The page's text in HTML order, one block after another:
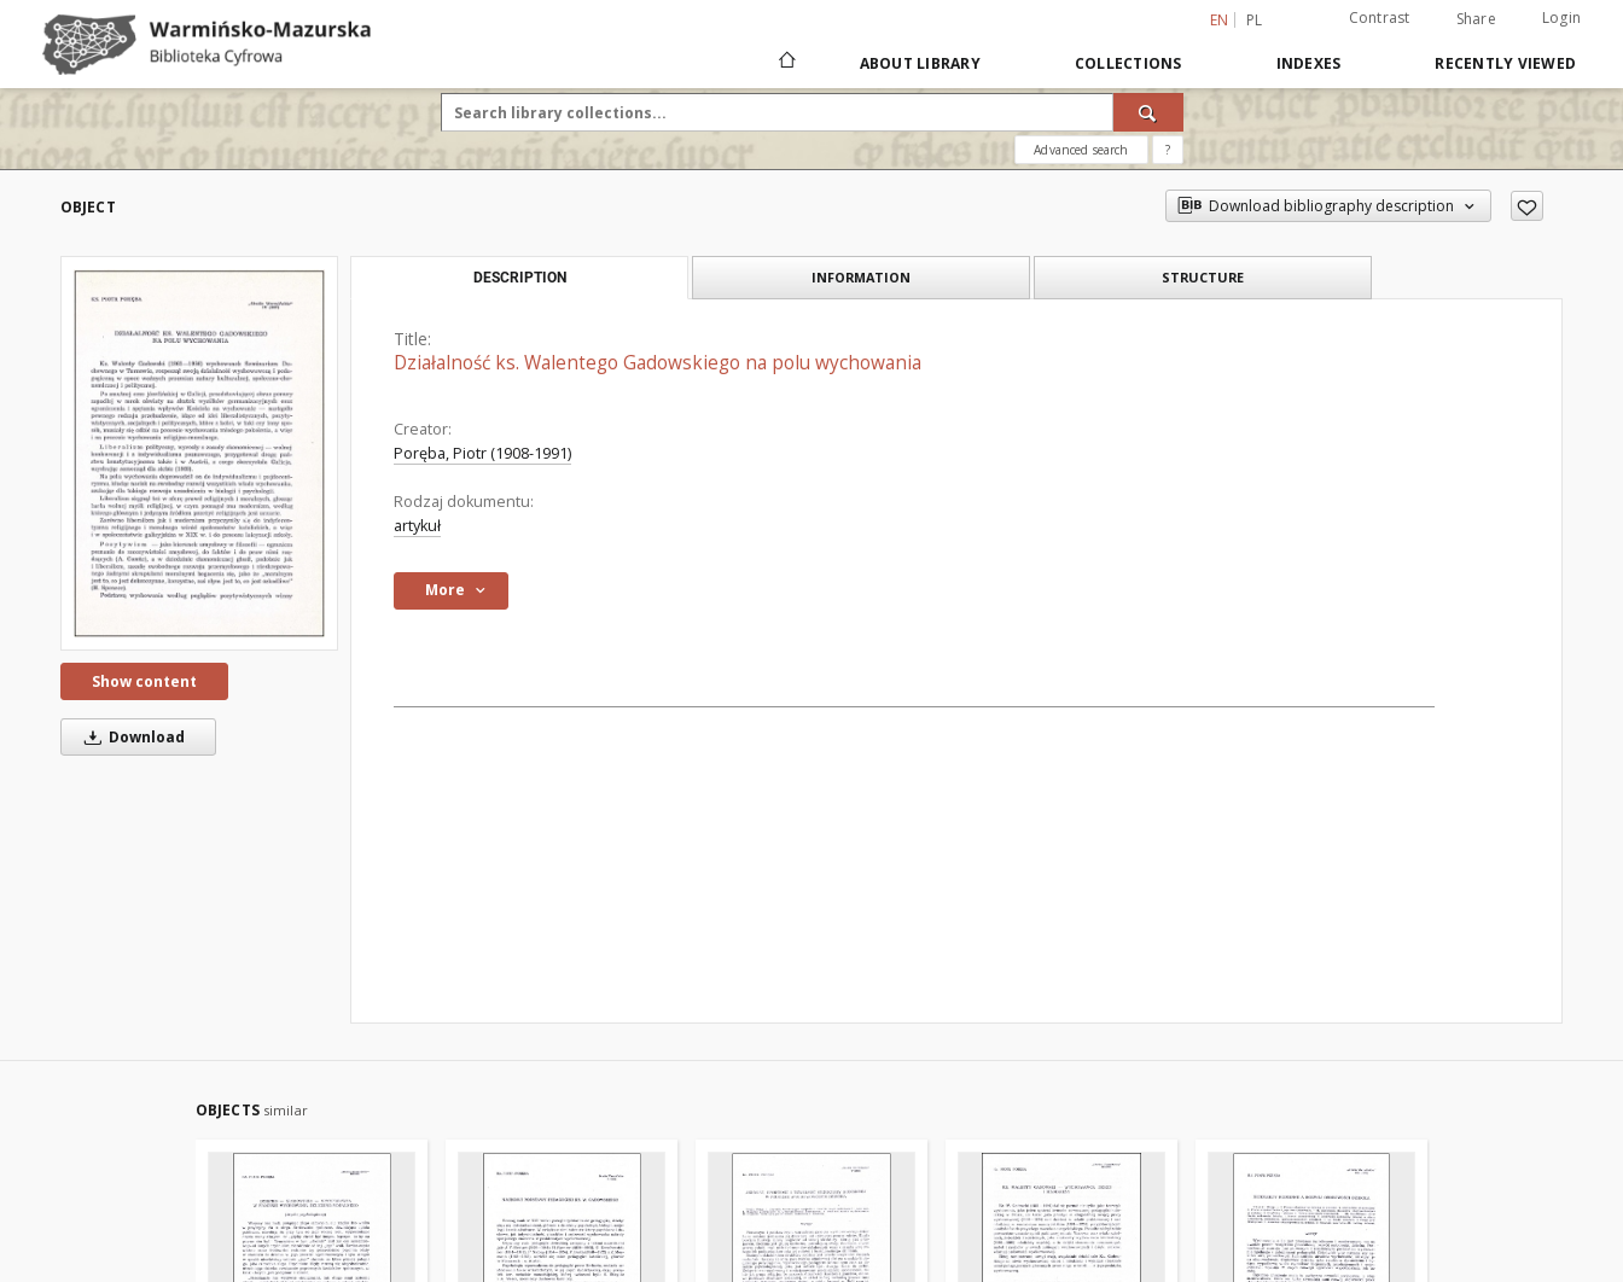
EN PL Contrast Share Login
ABOUT LIBRARY COLLECTIONS INDEXES RECENTLY VIEWED
Advanced search ?
OBJECT Download bibliography description
Show content
Download
DESCRIPTION INFORMATION STRUCTURE
Title:
Działalność ks. Walentego Gadowskiego na polu wychowania
Creator:
Poręba, Piotr (1908-1991)
Rodzaj dokumentu:
artykuł
More
OBJECTS similar